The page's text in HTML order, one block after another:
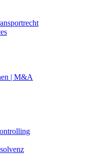
| M&A